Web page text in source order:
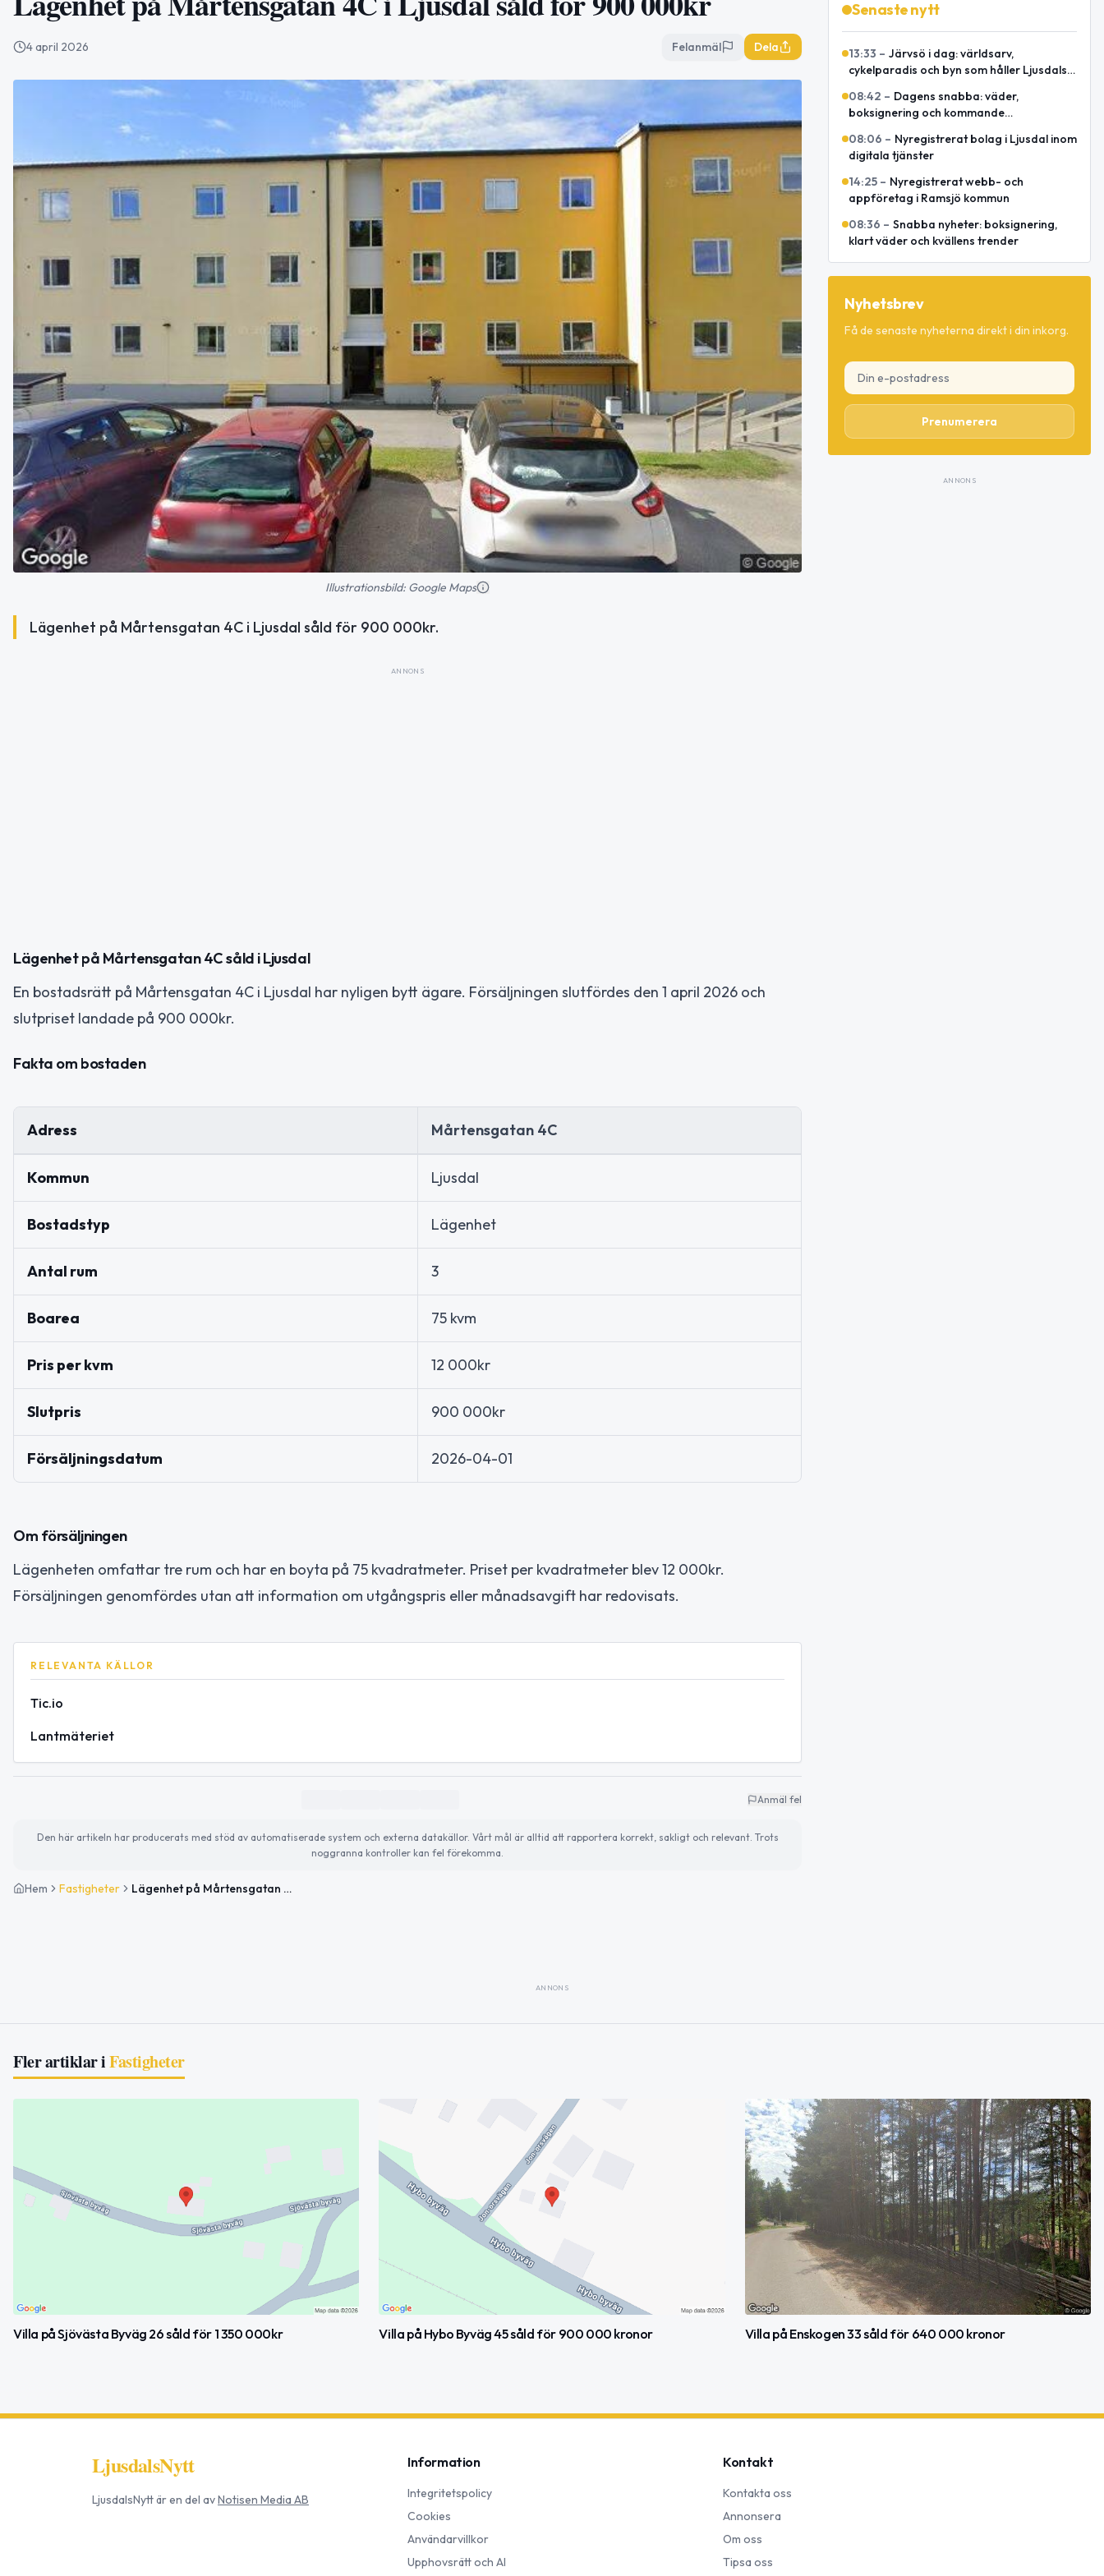
4 april 2026 Felanmäl Dela
Illustrationsbild: Google Maps
Lägenhet på Mårtensgatan 4C i Ljusdal såld för 900 000kr.
ANNONS
Lägenhet på Mårtensgatan 4C såld i Ljusdal
En bostadsrätt på Mårtensgatan 4C i Ljusdal har nyligen bytt ägare. Försäljningen slutfördes den 1 april 2026 och
slutpriset landade på 900 000kr.
Fakta om bostaden
Adress Mårtensgatan 4C
Kommun Ljusdal
Bostadstyp Lägenhet
Antal rum 3
Boarea 75 kvm
Pris per kvm 12 000kr
Slutpris 900 000kr
Försäljningsdatum 2026-04-01
Om försäljningen
Lägenheten omfattar tre rum och har en boyta på 75 kvadratmeter. Priset per kvadratmeter blev 12 000kr.
Försäljningen genomfördes utan att information om utgångspris eller månadsavgift har redovisats.
RELEVANTA KÄLLOR
Tic.io
Lantmäteriet
Anmäl fel
Den här artikeln har producerats med stöd av automatiserade system och externa datakällor. Vårt mål är alltid att rapportera korrekt, sakligt och relevant. Trots
noggranna kontroller kan fel förekomma.
Hem Fastigheter Lägenhet på Mårtensgatan 4C i Ljusdal såld för 900 000kr
Senaste nytt
13:33 – Järvsö i dag: världsarv,
cykelparadis och byn som håller Ljusdals
08:42 – Dagens snabba: väder,
boksignering och kommande
08:06 – Nyregistrerat bolag i Ljusdal inom
digitala tjänster
14:25 – Nyregistrerat webb- och
appföretag i Ramsjö kommun
08:36 – Snabba nyheter: boksignering,
klart väder och kvällens trender
Nyhetsbrev
Få de senaste nyheterna direkt i din inkorg.
Prenumerera
ANNONS
ANNONS
Fler artiklar iFastigheter
Villa på Sjövästa Byväg 26 såld för 1 350 000kr Villa på Hybo Byväg 45 såld för 900 000 kronor Villa på Enskogen 33 såld för 640 000 kronor
LjusdalsNytt
LjusdalsNyttär en del avNotisen Media AB
Information
Integritetspolicy
Cookies
Användarvillkor
Upphovsrätt och AI
Kontakt
Kontakta oss
Annonsera
Om oss
Tipsa oss